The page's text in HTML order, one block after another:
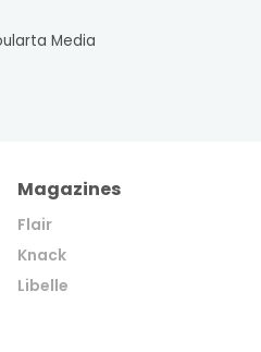
Media
Magazines
Flair
Knack
Libelle